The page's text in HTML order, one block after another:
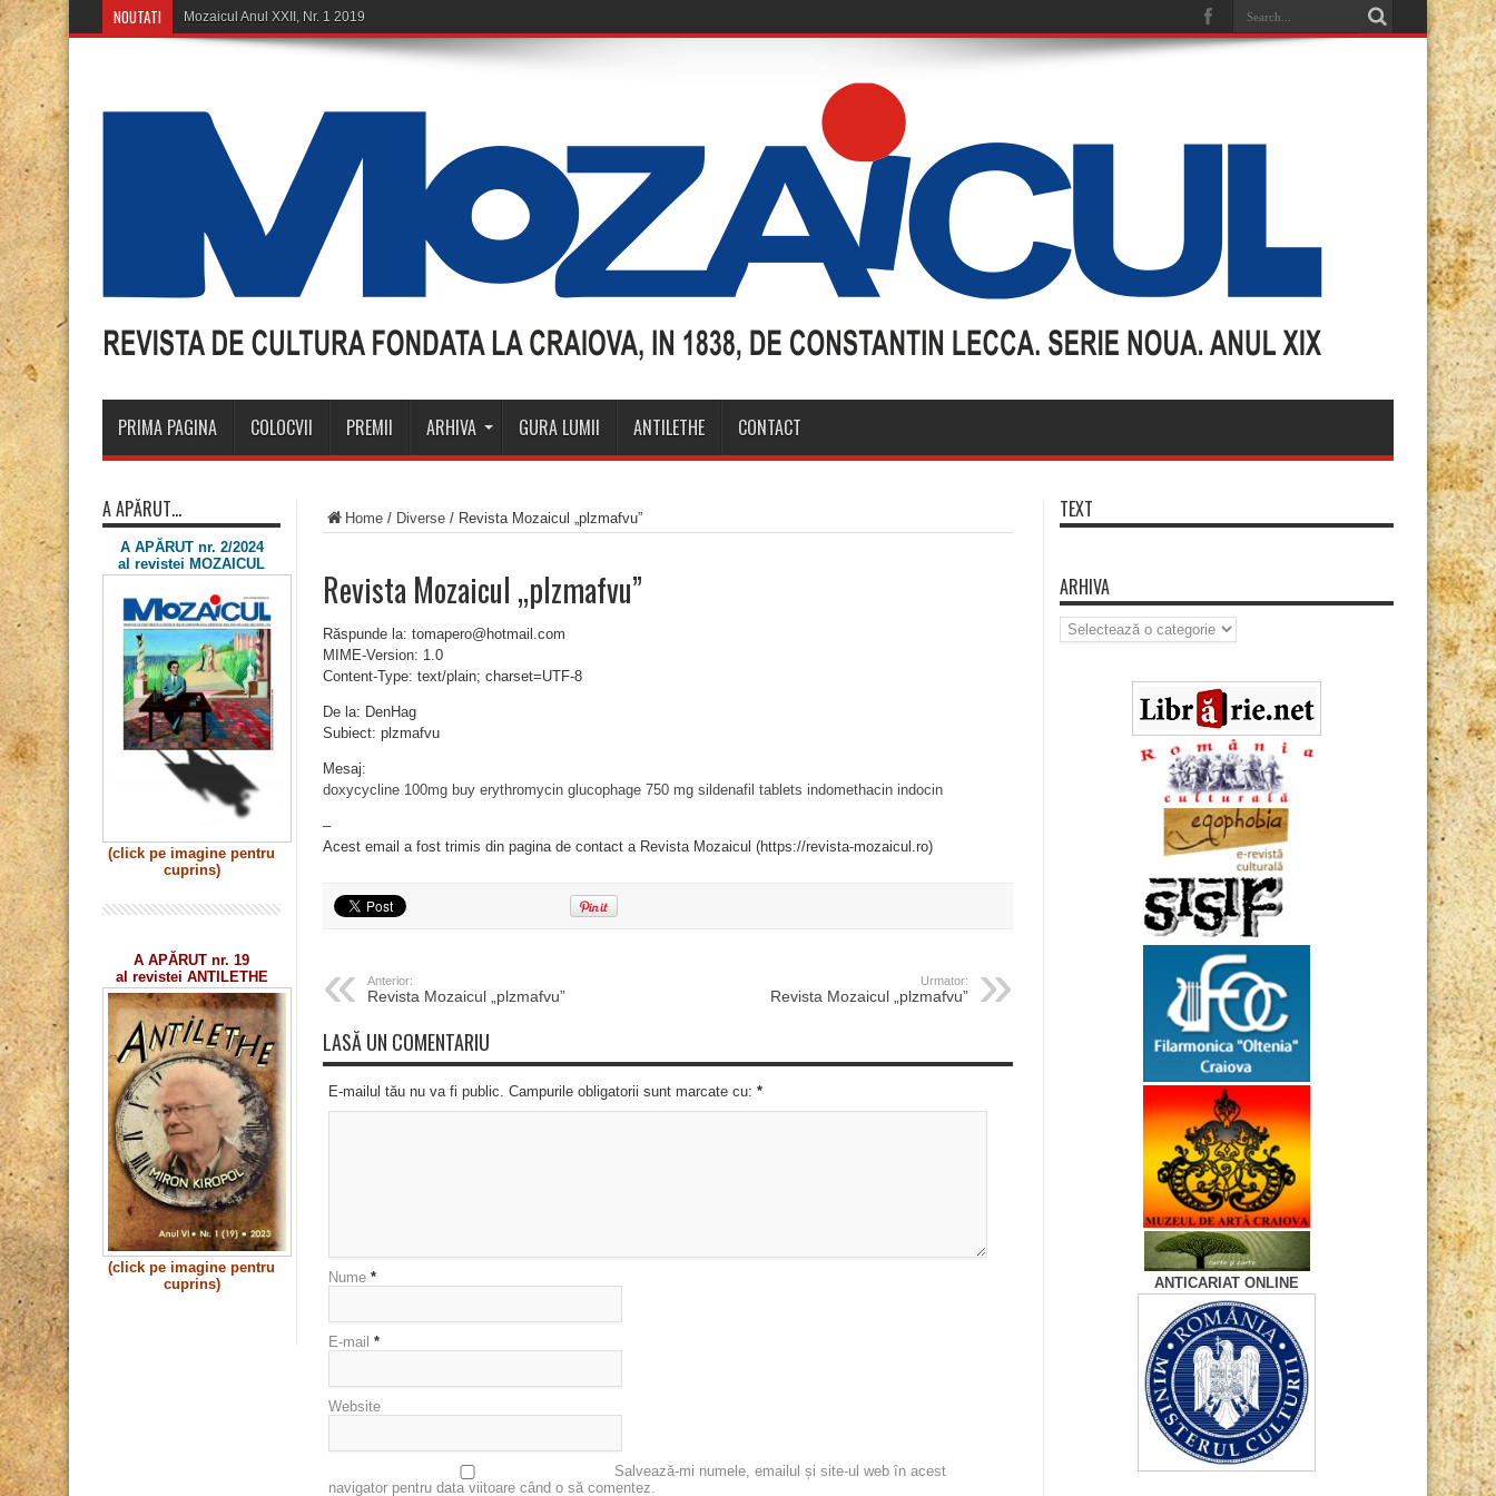
NOUTATI Mozaicul Anul XXII, Nr. 1 2019
PRIMA PAGINA COLOCVII PREMII ARHIVA GURA LUMII ANTILETHE CONTACT
Home / Diverse / Revista Mozaicul „plzmafvu”
Revista Mozaicul „plzmafvu”
Răspunde la: tomapero@hotmail.com
MIME-Version: 1.0
Content-Type: text/plain; charset=UTF-8
De la: DenHag
Subiect: plzmafvu
Mesaj:
doxycycline 100mg buy erythromycin glucophage 750 mg sildenafil tablets indomethacin indocin
–
Acest email a fost trimis din pagina de contact a Revista Mozaicul (https://revista-mozaicul.ro)
Anterior:
Revista Mozaicul „plzmafvu”
Urmator:
Revista Mozaicul „plzmafvu”
LASĂ UN COMENTARIU
E-mailul tău nu va fi public. Campurile obligatorii sunt marcate cu: *
Nume *
E-mail *
Website
Salvează-mi numele, emailul și site-ul web în acest
navigator pentru data viitoare când o să comentez.
A APĂRUT…
A APĂRUT nr. 2/2024
al revistei MOZAICUL
(click pe imagine pentru
cuprins)
A APĂRUT nr. 19
al revistei ANTILETHE
(click pe imagine pentru
cuprins)
TEXT
ARHIVA
Arhiva
ANTICARIAT ONLINE